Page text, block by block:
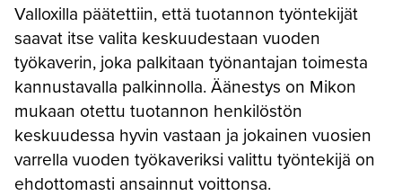
Valloxilla päätettiin, että tuotannon työntekijät
saavat itse valita keskuudestaan vuoden
työkaverin, joka palkitaan työnantajan toimesta
kannustavalla palkinnolla. Äänestys on Mikon
mukaan otettu tuotannon henkilöstön
keskuudessa hyvin vastaan ja jokainen vuosien
varrella vuoden työkaveriksi valittu työntekijä on
ehdottomasti ansainnut voittonsa.